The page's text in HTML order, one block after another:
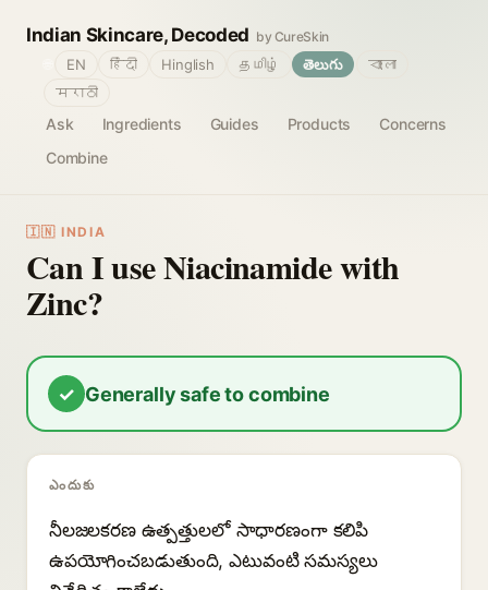
Indian Skincare, Decoded by CureSkin
Ask Ingredients Guides Products
Concerns
Combine
EN हिंदी Hinglish தமிழ் తెలుగు
বাংলা
मराठी
🇮🇳 INDIA
Can I use Niacinamide with
Zinc?
✓ Generally safe to combine
ఎందుకు
నీలజలకరణ ఉత్పత్తులలో సాధారణంగా కలిపి
ఉపయోగించబడుతుంది, ఎటువంటి సమస్యలు